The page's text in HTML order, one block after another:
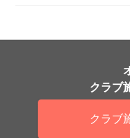
クラブ
クラブ